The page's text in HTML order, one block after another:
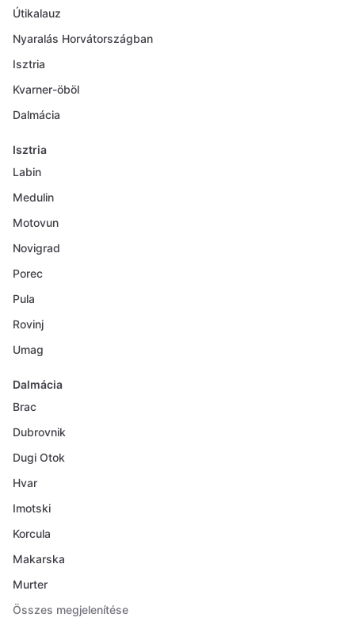
Útikalauz
Nyaralás Horvátországban
Isztria
Kvarner-öböl
Dalmácia
Isztria
Labin
Medulin
Motovun
Novigrad
Porec
Pula
Rovinj
Umag
Dalmácia
Brac
Dubrovnik
Dugi Otok
Hvar
Imotski
Korcula
Makarska
Murter
Összes megjelenítése